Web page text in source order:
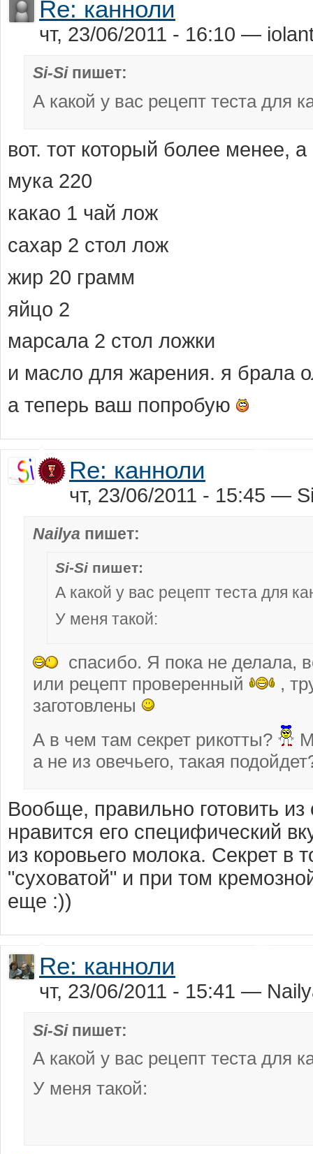
Re: канноли
чт, 23/06/2011 - 16:10 —
Si-Siпишет:
А какой у вас рецепт теста для
вот. тот который более менее,
мука 220
какао 1 чай лож
сахар 2 стол лож
жир 20 грамм
яйцо 2
марсала 2 стол ложки
и масло для жарения. я брала
а теперь ваш попробую
Re: канноли
чт, 23/06/2011 - 15:45 —
Nailya пишет:
Si-Siпишет:
А какой у вас рецепт теста для
У меня такой:
спасибо. Я пока не делала,
или рецепт проверенный
,
заготовлены
А в чем там секрет рикотты?
а не из овечьего, такая
Вообще, правильно готовить
нравится его специфический
из коровьего молока. Секрет в
"суховатой" и при том
еще :))
Re: канноли
чт, 23/06/2011 - 15:41 —
Si-Siпишет:
А какой у вас рецепт теста для
У меня такой: